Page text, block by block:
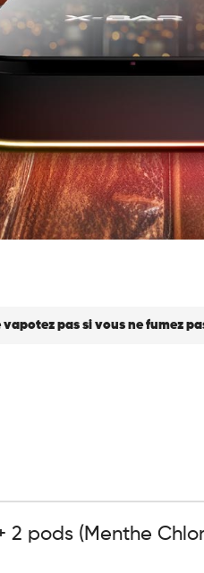
vapotez pas si vous ne fumez
2 pods (Menthe